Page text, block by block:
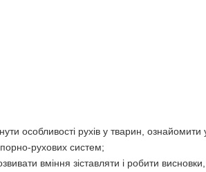
особливості рухів у тварин,
рухових систем;
вміння зіставляти і робити